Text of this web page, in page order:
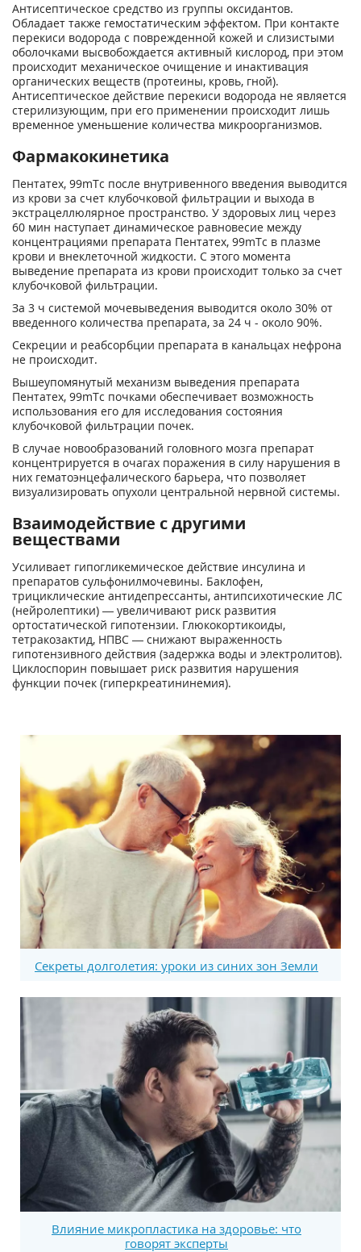
Антисептическое средство из группы оксидантов.
Обладает также гемостатическим эффектом. При контакте
перекиси водорода с поврежденной кожей и слизистыми
оболочками высвобождается активный кислород, при этом
происходит механическое очищение и инактивация
органических веществ (протеины, кровь, гной).
Антисептическое действие перекиси водорода не является
стерилизующим, при его применении происходит лишь
временное уменьшение количества микроорганизмов.
Фармакокинетика
Пентатех, 99mТс после внутривенного введения выводится
из крови за счет клубочковой фильтрации и выхода в
экстрацеллюлярное пространство. У здоровых лиц через
60 мин наступает динамическое равновесие между
концентрациями препарата Пентатех, 99mТс в плазме
крови и внеклеточной жидкости. С этого момента
выведение препарата из крови происходит только за счет
клубочковой фильтрации.
За 3 ч системой мочевыведения выводится около 30% от
введенного количества препарата, за 24 ч - около 90%.
Секреции и реабсорбции препарата в канальцах нефрона
не происходит.
Вышеупомянутый механизм выведения препарата
Пентатех, 99mТс почками обеспечивает возможность
использования его для исследования состояния
клубочковой фильтрации почек.
В случае новообразований головного мозга препарат
концентрируется в очагах поражения в силу нарушения в
них гематоэнцефалического барьера, что позволяет
визуализировать опухоли центральной нервной системы.
Взаимодействие с другими
веществами
Усиливает гипогликемическое действие инсулина и
препаратов сульфонилмочевины. Баклофен,
трициклические антидепрессанты, антипсихотические ЛС
(нейролептики) — увеличивают риск развития
ортостатической гипотензии. Глюкокортикоиды,
тетракозактид, НПВС — снижают выраженность
гипотензивного действия (задержка воды и электролитов).
Циклоспорин повышает риск развития нарушения
функции почек (гиперкреатининемия).
Секреты долголетия: уроки из синих зон Земли
Влияние микропластика на здоровье: что
говорят эксперты